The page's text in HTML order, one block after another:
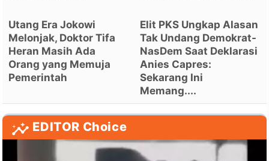
Utang Era Jokowi
Melonjak, Doktor Tifa
Heran Masih Ada
Orang yang Memuja
Pemerintah
Elit PKS Ungkap Alasan
Tak Undang Demokrat-
NasDem Saat Deklarasi
Anies Capres:
Sekarang Ini
Memang....
EDITOR Choice